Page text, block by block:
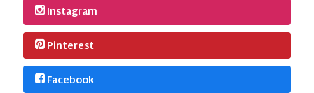
Instagram
Pinterest
Facebook